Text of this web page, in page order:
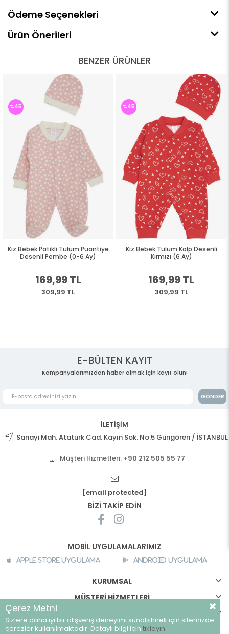
Ödeme Seçenekleri
Ürün Önerileri
BENZER ÜRÜNLER
Kız Bebek Patikli Tulum Puantiye
Desenli Pembe (0-6 Ay)
169,99 TL
309,99 TL
%45
Kız Bebek Tulum Kalp Desenli
Kırmızı (6 Ay)
169,99 TL
309,99 TL
%45
E-BÜLTEN KAYIT
Kampanyalarımızdan haber almak için kayıt olun!
GÖNDER
İLETİŞİM
Sanayi Mah. Atatürk Cad. Kayın Sok. No:5 Güngören / İSTANBUL
Müşteri Hizmetleri: +90 212 505 55 77
[email protected]
BİZİ TAKİP EDİN
MOBİL UYGULAMALARIMIZ
Apple Store Uygulama Android Uygulama
KURUMSAL
MÜŞTERİ HİZMETLERİ
©breeze.com.tr - Tüm hakları saklıdır.
Çerez Metni
Sizlere daha iyi bir alışveriş deneyimi sunabilmek için sitemizde
çerezler kullanılmaktadır. Detaylı bilgi için tıklayın